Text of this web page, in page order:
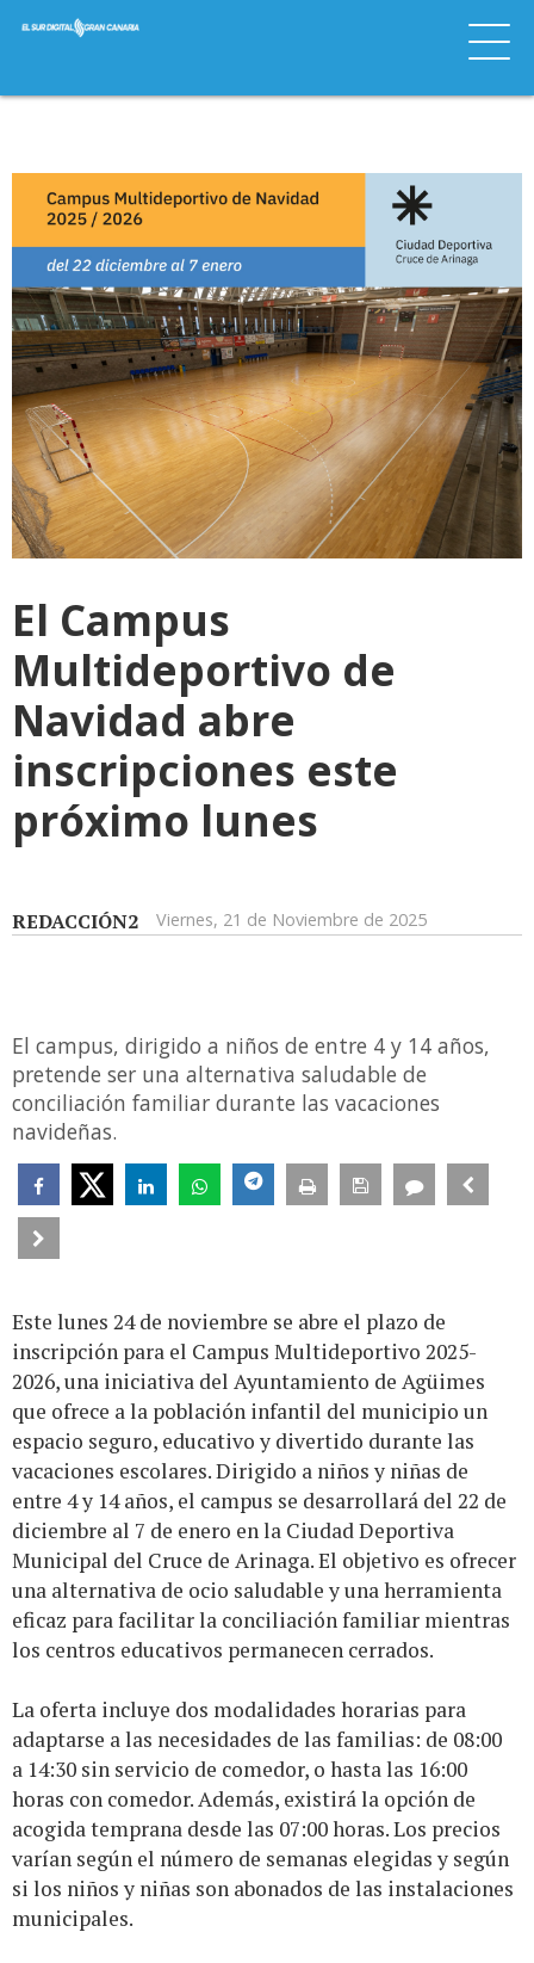
El Campus
Multideportivo de
Navidad abre
inscripciones este
próximo lunes
REDACCIÓN2 Viernes, 21 de Noviembre de 2025
El campus, dirigido a niños de entre 4 y 14 años,
pretende ser una alternativa saludable de
conciliación familiar durante las vacaciones
navideñas.
Este lunes 24 de noviembre se abre el plazo de
inscripción para el Campus Multideportivo 2025-
2026, una iniciativa del Ayuntamiento de Agüimes
que ofrece a la población infantil del municipio un
espacio seguro, educativo y divertido durante las
vacaciones escolares. Dirigido a niños y niñas de
entre 4 y 14 años, el campus se desarrollará del 22 de
diciembre al 7 de enero en la Ciudad Deportiva
Municipal del Cruce de Arinaga. El objetivo es ofrecer
una alternativa de ocio saludable y una herramienta
eficaz para facilitar la conciliación familiar mientras
los centros educativos permanecen cerrados.
La oferta incluye dos modalidades horarias para
adaptarse a las necesidades de las familias: de 08:00
a 14:30 sin servicio de comedor, o hasta las 16:00
horas con comedor. Además, existirá la opción de
acogida temprana desde las 07:00 horas. Los precios
varían según el número de semanas elegidas y según
si los niños y niñas son abonados de las instalaciones
municipales.